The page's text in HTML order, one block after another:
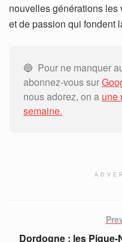
nouvelles générations les
et de passion qui fondent
🔵 Pour ne manquer
abonnez-vous sur
nous adorez, on a une
semaine.
Dordogne : les Pique-